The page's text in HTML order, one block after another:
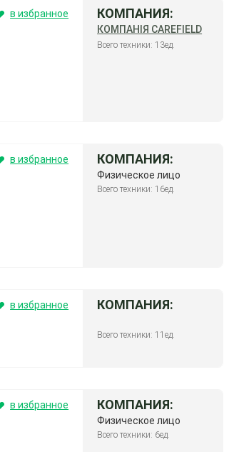
в избранное КОМПАНИЯ:
КОМПАНІЯ CAREFIELD
Всего техники: 13ед.
в избранное КОМПАНИЯ:
Физическое лицо
Всего техники: 16ед.
в избранное КОМПАНИЯ:
Всего техники: 11ед.
в избранное КОМПАНИЯ:
Физическое лицо
Всего техники: 6ед.